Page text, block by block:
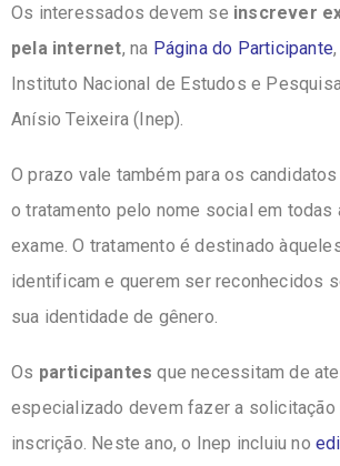
Os interessados devem se inscrever
pela internet, na Página do Participante
Instituto Nacional de Estudos e
Anísio Teixeira (Inep).
O prazo vale também para os
o tratamento pelo nome social em todas
exame. O tratamento é destinado
identificam e querem ser reconhecidos
sua identidade de gênero.
Os participantes que necessitam de
especializado devem fazer a solicitação
inscrição. Neste ano, o Inep incluiu no